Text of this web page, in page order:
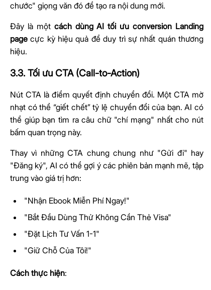
chước" giọng văn đó để tạo ra nội dung mới.
Đây là một cách dùng AI tối ưu conversion Landing
page cực kỳ hiệu quả để duy trì sự nhất quán thương
hiệu.
3.3. Tối ưu CTA (Call-to-Action)
Nút CTA là điểm quyết định chuyển đổi. Một CTA mờ
nhạt có thể “giết chết” tỷ lệ chuyển đổi của bạn. AI có
thể giúp bạn tìm ra câu chữ "chí mạng" nhất cho nút
bấm quan trọng này.
Thay vì những CTA chung chung như "Gửi đi" hay
"Đăng ký", AI có thể gợi ý các phiên bản mạnh mẽ, tập
trung vào giá trị hơn:
"Nhận Ebook Miễn Phí Ngay!"
"Bắt Đầu Dùng Thử Không Cần Thẻ Visa"
"Đặt Lịch Tư Vấn 1-1"
"Giữ Chỗ Của Tôi!"
Cách thực hiện: